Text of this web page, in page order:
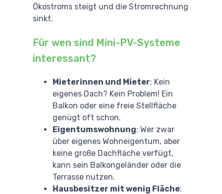
Ökostroms steigt und die Stromrechnung
sinkt.
Für wen sind Mini-PV-Systeme
interessant?
Mieterinnen und Mieter: Kein
eigenes Dach? Kein Problem! Ein
Balkon oder eine freie Stellfläche
genügt oft schon.
Eigentumswohnung: Wer zwar
über eigenes Wohneigentum, aber
keine große Dachfläche verfügt,
kann sein Balkongeländer oder die
Terrasse nutzen.
Hausbesitzer mit wenig Fläche: